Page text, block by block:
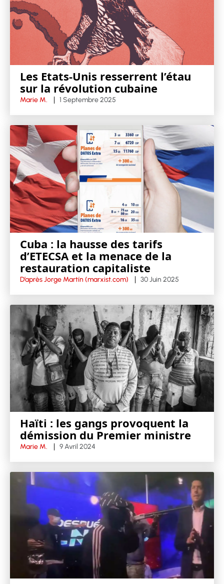
Les Etats-Unis resserrent l’étau
sur la révolution cubaine
Marie M. 1 Septembre 2025
Cuba : la hausse des tarifs
d’ETECSA et la menace de la
restauration capitaliste
D’après Jorge Martín (marxist.com) 30 Juin 2025
Haïti : les gangs provoquent la
démission du Premier ministre
Marie M. 9 Avril 2024